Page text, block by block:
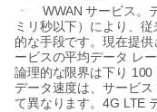
·
WWANサービス。
ミリ秒以下）により、
的な手段です。現在提供
ービスの平均データ レ
論理的な限界は下り 100
データ速度は、サービス
て異なります。4G LTE